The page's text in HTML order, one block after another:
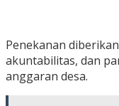
Penekanan
akuntabilitas, dan
anggaran desa.